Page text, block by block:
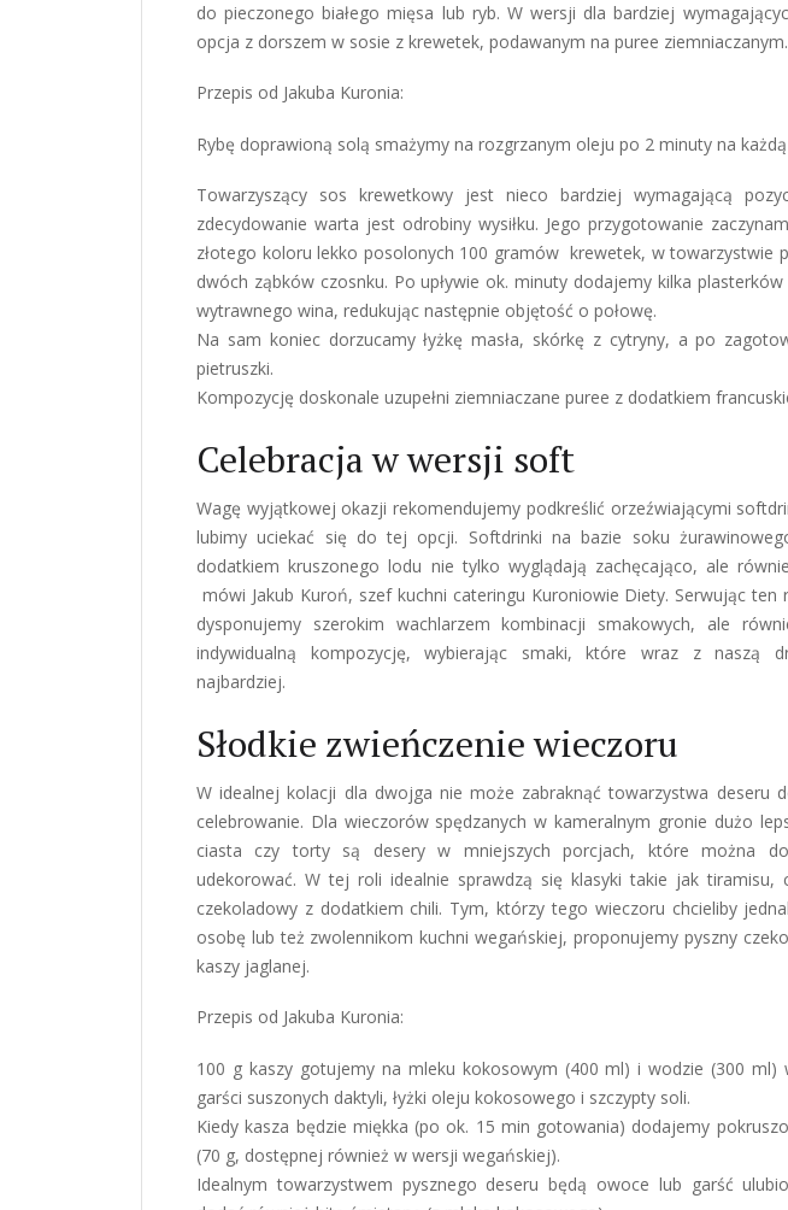
do pieczonego białego mięsa lub ryb. W wersji dla bardziej
opcja z dorszem w sosie z krewetek, podawanym na puree ziemniaczanym.
Przepis od Jakuba Kuronia:
Rybę doprawioną solą smażymy na rozgrzanym oleju po 2 minuty na
Towarzyszący sos krewetkowy jest nieco bardziej wymagającą
zdecydowanie warta jest odrobiny wysiłku. Jego przygotowanie
złotego koloru lekko posolonych 100 gramów krewetek, w towarzystwie
dwóch ząbków czosnku. Po upływie ok. minuty dodajemy kilka
wytrawnego wina, redukując następnie objętość o połowę.
Na sam koniec dorzucamy łyżkę masła, skórkę z cytryny, a po
pietruszki.
Kompozycję doskonale uzupełni ziemniaczane puree z dodatkiem
Celebracja w wersji soft
Wagę wyjątkowej okazji rekomendujemy podkreślić orzeźwiającymi
lubimy uciekać się do tej opcji. Softdrinki na bazie soku
dodatkiem kruszonego lodu nie tylko wyglądają zachęcająco, ale
mówi Jakub Kuroń, szef kuchni cateringu Kuroniowie Diety. Serwując
dysponujemy szerokim wachlarzem kombinacji smakowych, ale
indywidualną kompozycję, wybierając smaki, które wraz z naszą
najbardziej.
Słodkie zwieńczenie wieczoru
W idealnej kolacji dla dwojga nie może zabraknąć towarzystwa deseru
celebrowanie. Dla wieczorów spędzanych w kameralnym gronie dużo
ciasta czy torty są desery w mniejszych porcjach, które można
udekorować. W tej roli idealnie sprawdzą się klasyki takie jak tiramisu,
czekoladowy z dodatkiem chili. Tym, którzy tego wieczoru chcieliby
osobę lub też zwolennikom kuchni wegańskiej, proponujemy pyszny
kaszy jaglanej.
Przepis od Jakuba Kuronia:
100 g kaszy gotujemy na mleku kokosowym (400 ml) i wodzie (300 ml)
garści suszonych daktyli, łyżki oleju kokosowego i szczypty soli.
Kiedy kasza będzie miękka (po ok. 15 min gotowania) dodajemy
(70 g, dostępnej również w wersji wegańskiej).
Idealnym towarzystwem pysznego deseru będą owoce lub garść